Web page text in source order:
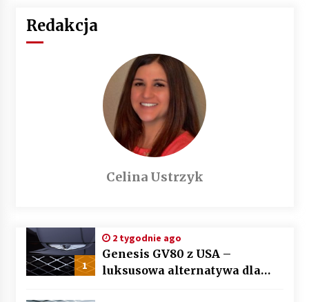
Redakcja
Celina Ustrzyk
1
2 tygodnie ago
Genesis GV80 z USA –
luksusowa alternatywa dla